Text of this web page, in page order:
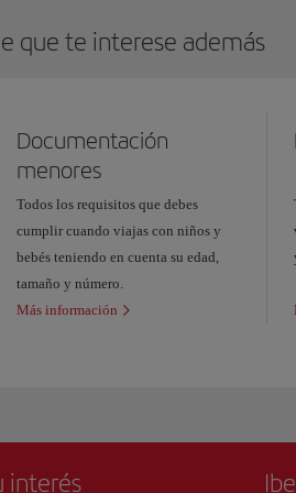
que te interese además
Documentación
menores
Todos los requisitos que debes
cumplir cuando viajas con niños y
bebés teniendo en cuenta su edad,
tamaño y número.
Más información
interés